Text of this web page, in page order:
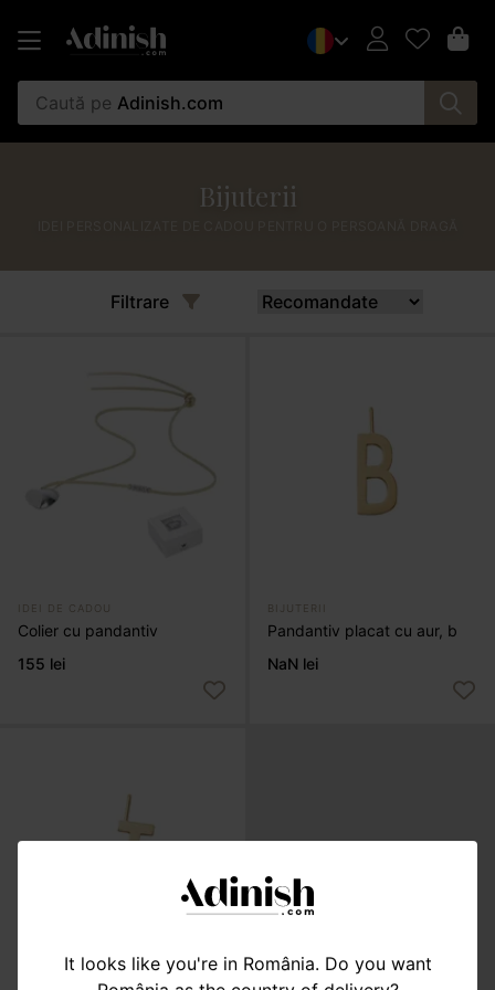
Caută pe Adinish.com
Bijuterii
Filtrare
IDEI DE CADOU
Colier cu pandantiv
155 lei
BIJUTERII
Pandantiv placat cu aur, b
NaN lei
It looks like you're in România. Do you want